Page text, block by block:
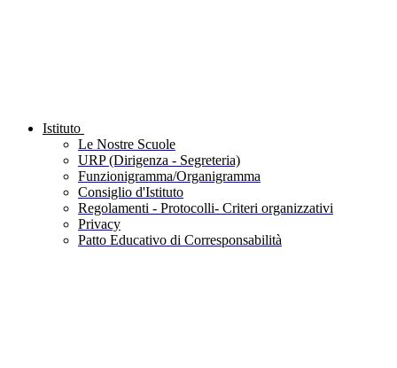
Istituto
Le Nostre Scuole
URP (Dirigenza - Segreteria)
Funzionigramma/Organigramma
Consiglio d'Istituto
Regolamenti - Protocolli- Criteri organizzativi
Privacy
Patto Educativo di Corresponsabilità